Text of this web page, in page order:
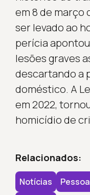
em 8 de março
ser levado ao
perícia
lesões graves
descartando a
doméstico. A
em 2022,
homicídio de
Relacionados:
Notícias